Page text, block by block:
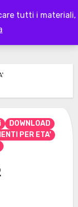
tutti i materiali,
DOWNLOAD
PER ETA'